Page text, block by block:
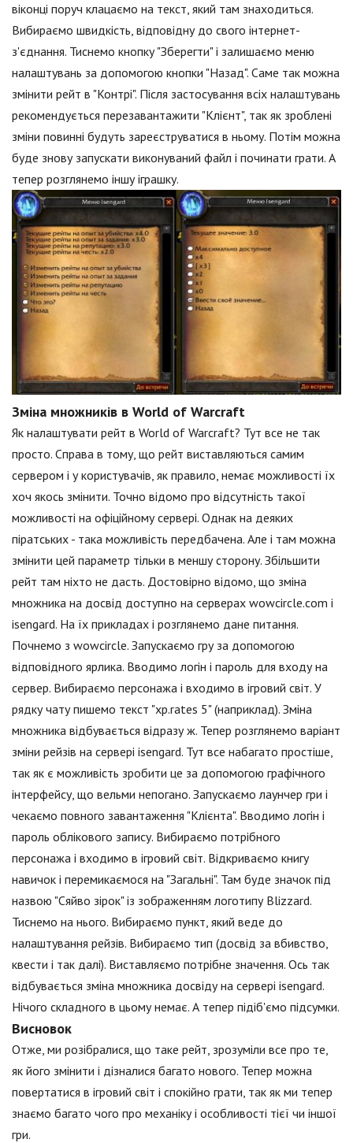
віконці поруч клацаємо на текст, який там знаходиться.
Вибираємо швидкість, відповідну до свого інтернет-
з'єднання. Тиснемо кнопку "Зберегти" і залишаємо меню
налаштувань за допомогою кнопки "Назад". Саме так можна
змінити рейт в "Контрі". Після застосування всіх налаштувань
рекомендується перезавантажити "Клієнт", так як зроблені
зміни повинні будуть зареєструватися в ньому. Потім можна
буде знову запускати виконуваний файл і починати грати. А
тепер розглянемо іншу іграшку.
Зміна множників в World of Warcraft
Як налаштувати рейт в World of Warcraft? Тут все не так
просто. Справа в тому, що рейт виставляються самим
сервером і у користувачів, як правило, немає можливості їх
хоч якось змінити. Точно відомо про відсутність такої
можливості на офіційному сервері. Однак на деяких
піратських - така можливість передбачена. Але і там можна
змінити цей параметр тільки в меншу сторону. Збільшити
рейт там ніхто не дасть. Достовірно відомо, що зміна
множника на досвід доступно на серверах wowcircle.com і
isengard. На їх прикладах і розглянемо дане питання.
Почнемо з wowcircle. Запускаємо гру за допомогою
відповідного ярлика. Вводимо логін і пароль для входу на
сервер. Вибираємо персонажа і входимо в ігровий світ. У
рядку чату пишемо текст "xp.rates 5" (наприклад). Зміна
множника відбувається відразу ж. Тепер розглянемо варіант
зміни рейзів на сервері isengard. Тут все набагато простіше,
так як є можливість зробити це за допомогою графічного
інтерфейсу, що вельми непогано. Запускаємо лаунчер гри і
чекаємо повного завантаження "Клієнта". Вводимо логін і
пароль облікового запису. Вибираємо потрібного
персонажа і входимо в ігровий світ. Відкриваємо книгу
навичок і перемикаємося на "Загальні". Там буде значок під
назвою "Сяйво зірок" із зображенням логотипу Blizzard.
Тиснемо на нього. Вибираємо пункт, який веде до
налаштування рейзів. Вибираємо тип (досвід за вбивство,
квести і так далі). Виставляємо потрібне значення. Ось так
відбувається зміна множника досвіду на сервері isengard.
Нічого складного в цьому немає. А тепер підіб'ємо підсумки.
Висновок
Отже, ми розібралися, що таке рейт, зрозуміли все про те,
як його змінити і дізналися багато нового. Тепер можна
повертатися в ігровий світ і спокійно грати, так як ми тепер
знаємо багато чого про механіку і особливості тієї чи іншої
гри.